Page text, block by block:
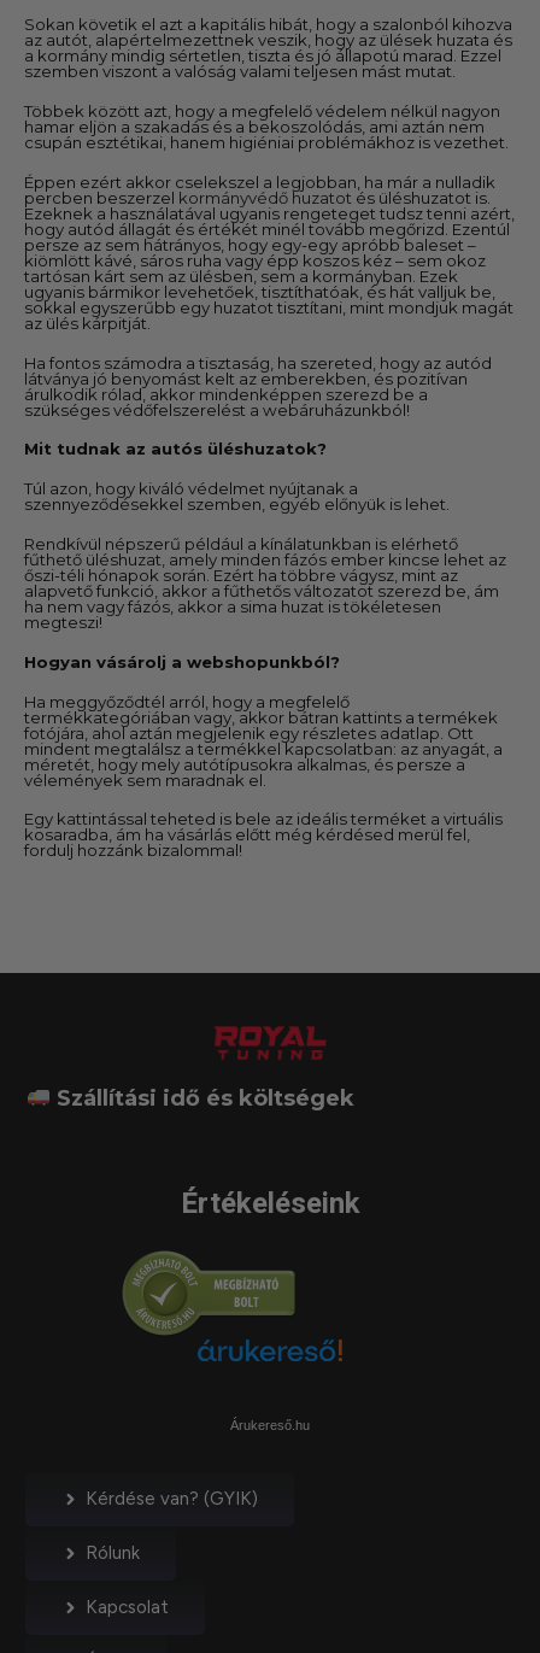
Sokan követik el azt a kapitális hibát, hogy a szalonból kihozva
az autót, alapértelmezettnek veszik, hogy az ülések huzata és
a kormány mindig sértetlen, tiszta és jó állapotú marad. Ezzel
szemben viszont a valóság valami teljesen mást mutat.
Többek között azt, hogy a megfelelő védelem nélkül nagyon
hamar eljön a szakadás és a bekoszolódás, ami aztán nem
csupán esztétikai, hanem higiéniai problémákhoz is vezethet.
Éppen ezért akkor cselekszel a legjobban, ha már a nulladik
percben beszerzel kormányvédő huzatot és üléshuzatot is.
Ezeknek a használatával ugyanis rengeteget tudsz tenni azért,
hogy autód állagát és értékét minél tovább megőrizd. Ezentúl
persze az sem hátrányos, hogy egy-egy apróbb baleset –
kiömlött kávé, sáros ruha vagy épp koszos kéz – sem okoz
tartósan kárt sem az ülésben, sem a kormányban. Ezek
ugyanis bármikor levehetőek, tisztíthatóak, és hát valljuk be,
sokkal egyszerűbb egy huzatot tisztítani, mint mondjuk magát
az ülés kárpitját.
Ha fontos számodra a tisztaság, ha szereted, hogy az autód
látványa jó benyomást kelt az emberekben, és pozitívan
árulkodik rólad, akkor mindenképpen szerezd be a
szükséges védőfelszerelést a webáruházunkból!
Mit tudnak az autós üléshuzatok?
Túl azon, hogy kiváló védelmet nyújtanak a
szennyeződésekkel szemben, egyéb előnyük is lehet.
Rendkívül népszerű például a kínálatunkban is elérhető
fűthető üléshuzat, amely minden fázós ember kincse lehet az
őszi-téli hónapok során. Ezért ha többre vágysz, mint az
alapvető funkció, akkor a fűthetős változatot szerezd be, ám
ha nem vagy fázós, akkor a sima huzat is tökéletesen
megteszi!
Hogyan vásárolj a webshopunkból?
Ha meggyőződtél arról, hogy a megfelelő
termékkategóriában vagy, akkor bátran kattints a termékek
fotójára, ahol aztán megjelenik egy részletes adatlap. Ott
mindent megtalálsz a termékkel kapcsolatban: az anyagát, a
méretét, hogy mely autótípusokra alkalmas, és persze a
vélemények sem maradnak el.
Egy kattintással teheted is bele az ideális terméket a virtuális
kosaradba, ám ha vásárlás előtt még kérdésed merül fel,
fordulj hozzánk bizalommal!
Szállítási idő és költségek
Értékeléseink
Árukereső.hu
Kérdése van? (GYIK)
Rólunk
Kapcsolat